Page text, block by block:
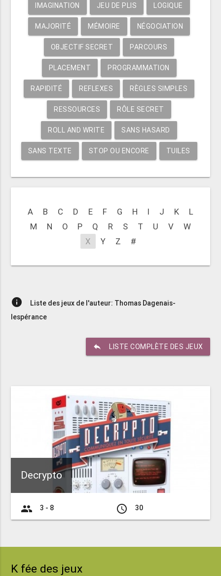
IMAGINATION JEU DE PLIS LOGIQUE
MAJORITÉ MÉMOIRE NÉGOCIATION
OBJECTIF SECRET PARCOURS
PLACEMENT PROGRAMMATION
RAPIDITÉ REFLEXES RÈGLES SIMPLES
RESSOURCES RÔLE SECRET
ROLL AND WRITE SANS HASARD
SANS TEXTE STOP OU ENCORE TUILES
A B C D E F G H I J K
L
M
N O P Q R S T U V
W
X
Y Z #
info
Liste des jeux de l'auteur: Thomas Dagenais-
lespérance
reply LISTE COMPLÈTE DES JEUX
Decrypto
group 3 - 8 access_time 30
K fée des jeux